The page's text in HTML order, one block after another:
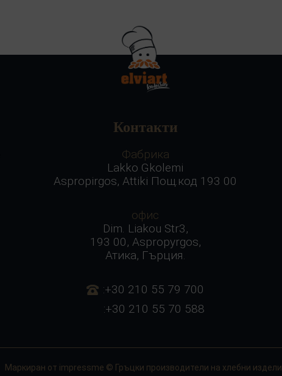
Контакти
Фабрика
Lakko Gkolemi
Aspropirgos, Attiki Пощ.код 193 00
офис
Dim. Liakou Str3,
193 00, Aspropyrgos,
Атика, Гърция.
:+30 210 55 79 700
:+30 210 55 70 588
Маркиран от impressme © Гръцки производители на хлебни